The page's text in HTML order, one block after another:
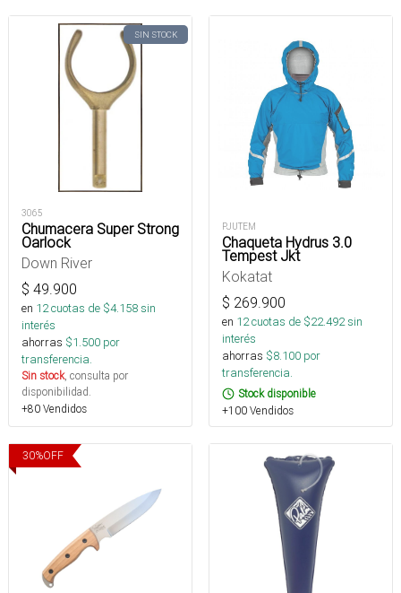
SIN STOCK
3065
Chumacera Super Strong
Oarlock
Down River
$ 49.900
en 12cuotas de $4.158sin
interés
ahorras $1.500 por
transferencia.
Sin stock, consulta por
disponibilidad.
+80 Vendidos
PJUTEM
Chaqueta Hydrus 3.0
Tempest Jkt
Kokatat
$ 269.900
en 12cuotas de $22.492sin
interés
ahorras $8.100 por
transferencia.
Stock disponible
+100 Vendidos
30%OFF